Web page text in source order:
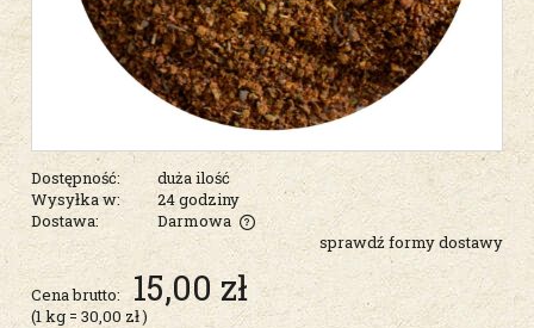
Dostępność:
duża ilość
Wysyłka w:
24 godziny
Dostawa:
Darmowa
Cena nie zawiera ewentualnych kosztów płatności
sprawdź formy dostawy
Cena brutto: 15,00 zł
(1kg= 30,00 zł)